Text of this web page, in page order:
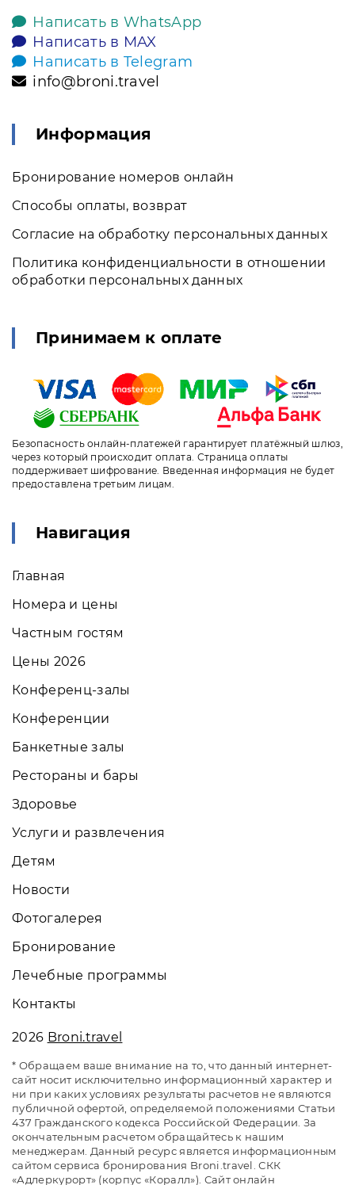
Написать в WhatsApp
Написать в MAX
Написать в Telegram
info@broni.travel
Информация
Бронирование номеров онлайн
Способы оплаты, возврат
Согласие на обработку персональных данных
Политика конфиденциальности в отношении
обработки персональных данных
Принимаем к оплате
Безопасность онлайн-платежей гарантирует платёжный шлюз,
через который происходит оплата. Страница оплаты
поддерживает шифрование. Введенная информация не будет
предоставлена третьим лицам.
Навигация
Главная
Номера и цены
Частным гостям
Цены 2026
Конференц-залы
Конференции
Банкетные залы
Рестораны и бары
Здоровье
Услуги и развлечения
Детям
Новости
Фотогалерея
Бронирование
Лечебные программы
Контакты
2026 Broni.travel
* Обращаем ваше внимание на то, что данный интернет-
сайт носит исключительно информационный характер и
ни при каких условиях результаты расчетов не являются
публичной офертой, определяемой положениями Статьи
437 Гражданского кодекса Российской Федерации. За
окончательным расчетом обращайтесь к нашим
менеджерам. Данный ресурс является информационным
сайтом сервиса бронирования Broni.travel. СКК
«Адлеркурорт» (корпус «Коралл»). Сайт онлайн